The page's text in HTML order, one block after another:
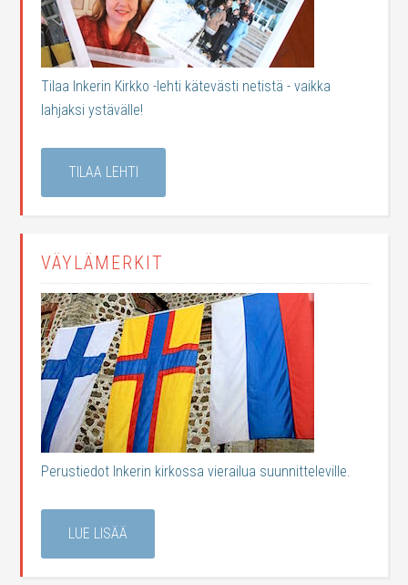
Tilaa Inkerin Kirkko -lehti kätevästi netistä - vaikka
lahjaksi ystävälle!
TILAA LEHTI
VÄYLÄMERKIT
Perustiedot Inkerin kirkossa vierailua suunnitteleville.
LUE LISÄÄ